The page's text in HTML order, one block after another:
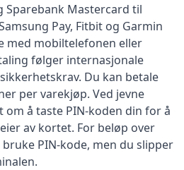
Sparebank Mastercard til
Pay, Fitbit og Garmin
med mobiltelefonen eller
følger internasjonale
Du kan betale
per varekjøp. Ved jevne
å taste PIN-koden din for å
av kortet. For beløp over
PIN-kode, men du slipper